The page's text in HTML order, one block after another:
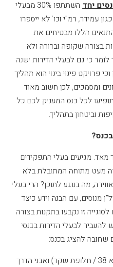
יחד
השתתפו 30% מבעלי
עמידר, רמ"י וכו' לא ייספרו
הללו מבטיחים את
בצורה שקופה וברורה ולא
כי גם לבעלי הדירות ישנה
פרויקט פינוי בינוי הוא תהליך
ומסמכים, לכן חשוב מאוד
לכל כנס המעניק לכם כל
וביטחון בתהליך.
מאד. מגיעים בעלי התפקידים
מעט מתוחה המתובלת בלא
מה בנוגע לתוכן? הרי בעלי
מנוסים, עם הבנה וידע כיצד
זו נקבעו בתקנות בצורה
לבעלי הדירות בכנסי
שחובה להציג בכנס:
א. סוג העסקה (פינוי בינוי / תמ"א 38 / חלופת שקד) ואבני הדרך